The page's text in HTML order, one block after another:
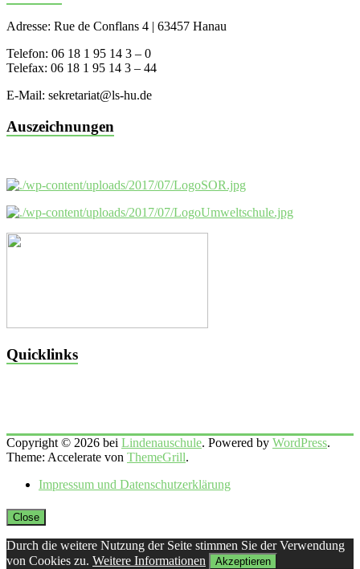
Adresse: Rue de Conflans 4 | 63457 Hanau
Telefon: 06 18 1 95 14 3 – 0
Telefax: 06 18 1 95 14 3 – 44
E-Mail: sekretariat@ls-hu.de
Auszeichnungen
Quicklinks
Copyright © 2026 bei Lindenauschule. Powered by WordPress.
Theme: Accelerate von ThemeGrill.
Impressum und Datenschutzerklärung
Close
Durch die weitere Nutzung der Seite stimmen Sie der Verwendung
von Cookies zu. Weitere Informationen Akzeptieren